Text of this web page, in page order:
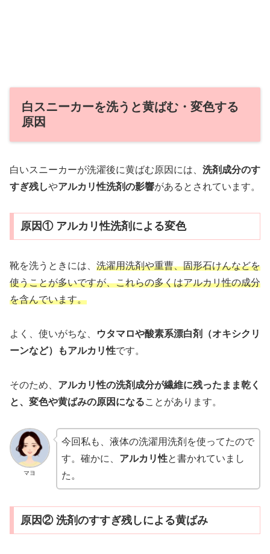
白スニーカーを洗うと黄ばむ・変色する
原因
白いスニーカーが洗濯後に黄ばむ原因には、 洗剤成分のす
すぎ残しやアルカリ性洗剤の影響があるとされています。
原因① アルカリ性洗剤による変色
靴を洗うときには、 洗濯用洗剤や重曹、固形石けんなどを
使うことが多いですが、これらの多くはアルカリ性の成分
を含んでいます。
よく、使いがちな、
ウタマロや酸素系漂白剤（オキシクリ
ーンなど）もアルカリ性です。
そのため、 アルカリ性の洗剤成分が繊維に残ったまま乾く
と、変色や黄ばみの原因になることがあります。
マヨ
今回私も、液体の洗濯用洗剤を使ってたので
す。確かに、 アルカリ性と書かれていまし
た。
原因② 洗剤のすすぎ残しによる黄ばみ